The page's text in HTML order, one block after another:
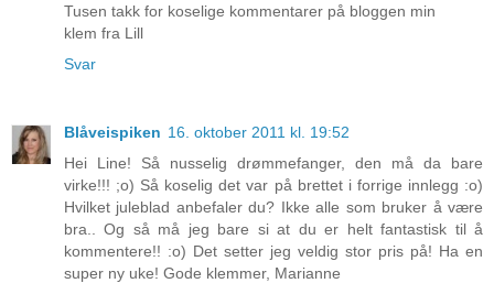
Tusen takk for koselige kommentarer på bloggen min
klem fra Lill
Svar
Blåveispiken 16. oktober 2011 kl. 19:52
Hei Line! Så nusselig drømmefanger, den må da bare
virke!!! ;o) Så koselig det var på brettet i forrige innlegg :o)
Hvilket juleblad anbefaler du? Ikke alle som bruker å være
bra.. Og så må jeg bare si at du er helt fantastisk til å
kommentere!! :o) Det setter jeg veldig stor pris på! Ha en
super ny uke! Gode klemmer, Marianne